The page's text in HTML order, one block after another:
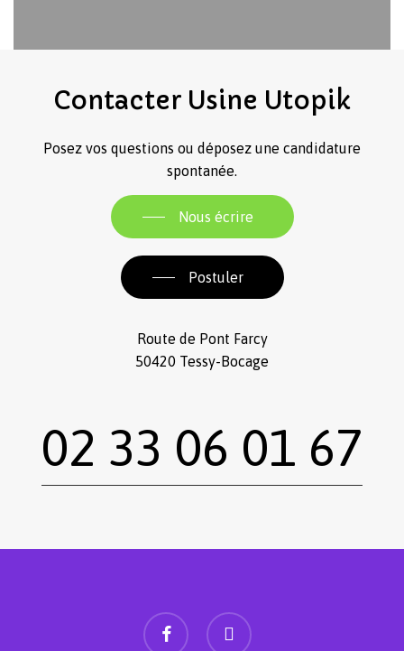
Contacter Usine Utopik
Posez vos questions ou déposez une candidature
spontanée.
Nous écrire
Postuler
Route de Pont Farcy
50420 Tessy-Bocage
02 33 06 01 67
facebook instagram